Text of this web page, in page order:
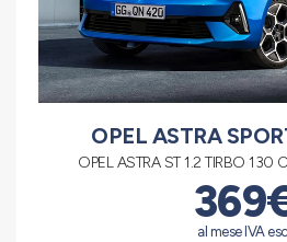
OPEL ASTRA
OPEL ASTRA ST 1.2 TIRBO 130
al mese IVA